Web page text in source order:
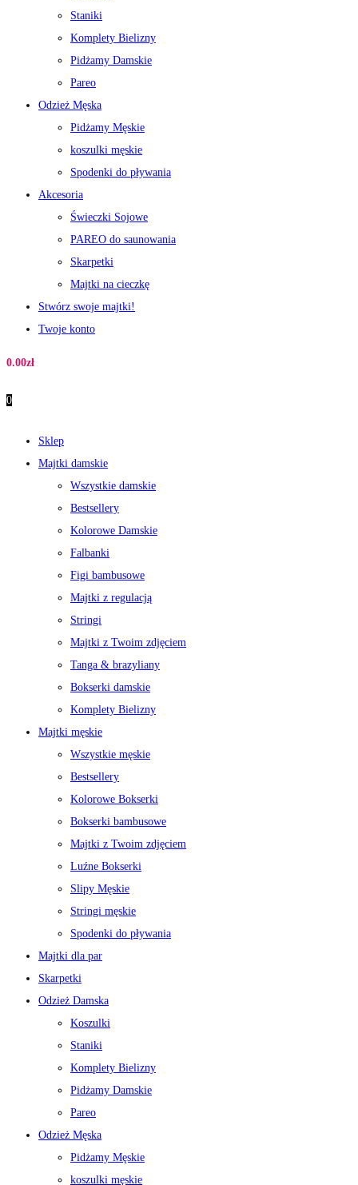
Staniki
Komplety Bielizny
Pidżamy Damskie
Pareo
Odzież Męska
Pidżamy Męskie
koszulki męskie
Spodenki do pływania
Akcesoria
Świeczki Sojowe
PAREO do saunowania
Skarpetki
Majtki na cieczkę
Stwórz swoje majtki!
Twoje konto
0.00zł
0
Sklep
Majtki damskie
Wszystkie damskie
Bestsellery
Kolorowe Damskie
Falbanki
Figi bambusowe
Majtki z regulacją
Stringi
Majtki z Twoim zdjęciem
Tanga & brazyliany
Bokserki damskie
Komplety Bielizny
Majtki męskie
Wszystkie męskie
Bestsellery
Kolorowe Bokserki
Bokserki bambusowe
Majtki z Twoim zdjęciem
Luźne Bokserki
Slipy Męskie
Stringi męskie
Spodenki do pływania
Majtki dla par
Skarpetki
Odzież Damska
Koszulki
Staniki
Komplety Bielizny
Pidżamy Damskie
Pareo
Odzież Męska
Pidżamy Męskie
koszulki męskie